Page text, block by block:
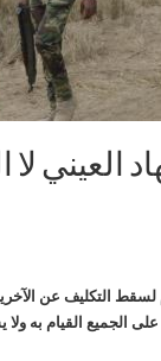
العيني
لسقط التكليف عن
على الجميع القيام